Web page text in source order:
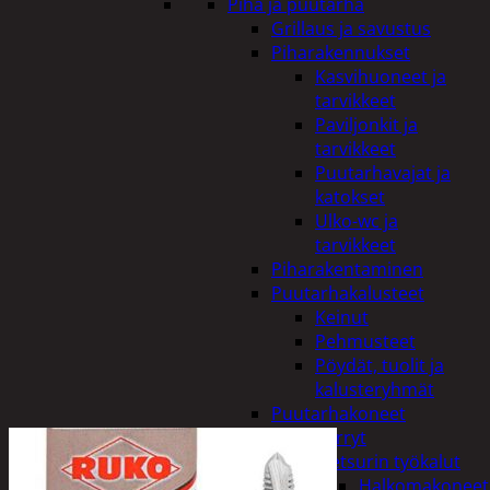
Grillaus ja savustus
Piharakennukset
Kasvihuoneet ja
tarvikkeet
Paviljonkit ja
tarvikkeet
Puutarhavajat ja
katokset
Ulko-wc ja
tarvikkeet
Piharakentaminen
Puutarhakalusteet
Keinut
Pehmusteet
Pöydät, tuolit ja
kalusteryhmät
Puutarhakoneet
Kärryt
Metsurin työkalut